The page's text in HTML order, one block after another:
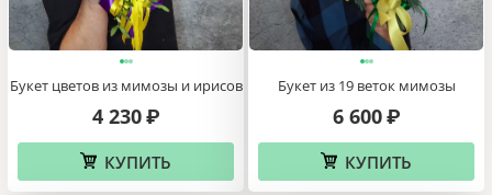
Букет цветов из мимозы и ирисов
4 230 ₽
КУПИТЬ
Букет из 19 веток мимозы
6 600 ₽
КУПИТЬ